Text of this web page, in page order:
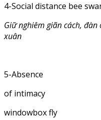
4-Social distance bee
Giữ nghiêm giãn cách,
xuân
5-Absence
of intimacy
windowbox fly